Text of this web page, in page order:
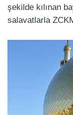
şekilde kılınan
salavatlarla